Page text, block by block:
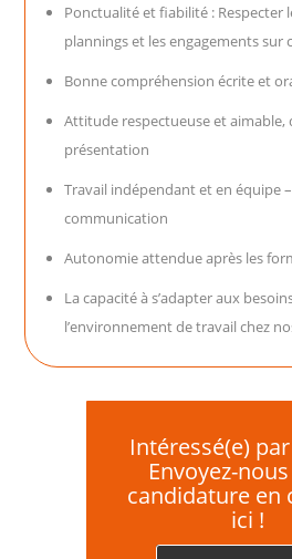
Ponctualité et fiabilité : Respecter
plannings et les engagements sur
Bonne compréhension écrite et
Attitude respectueuse et
présentation
Travail indépendant et en équipe
communication
Autonomie attendue après les
La capacité à s’adapter aux
l’environnement de travail chez
Intéressé(e)
Envoyez-
candidature en
ici !